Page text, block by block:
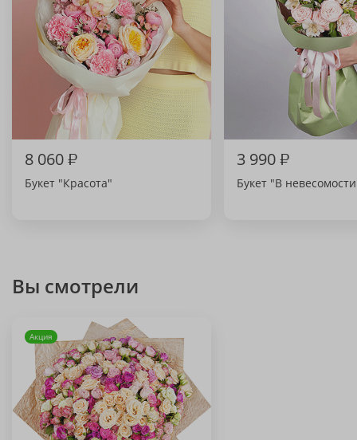
8 060₽
Букет "Красота"
3 990₽
Букет "В
Вы смотрели
Акция